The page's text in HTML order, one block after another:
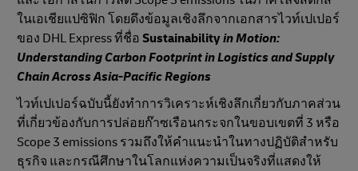
ในเอเชียแปซิฟิก โดยดึงข้อมูลเชิงลึกจากเอกสารไวท์เปเปอร์
ของ DHL Express ที่ชื่อ Sustainabilityin Motion:
Understanding Carbon Footprint in Logistics and Supply
Chain Across Asia-Pacific Regions
ไวท์เปเปอร์ฉบับนี้ยังทำการวิเคราะห์เชิงลึกเกี่ยวกับภาคส่วน
ที่เกี่ยวข้องกับการปล่อยก๊าซเรือนกระจกในขอบเขตที่ 3 หรือ
Scope 3 emissions รวมถึงให้คำแนะนําในทางปฏิบัติสําหรับ
ธุรกิจ และกรณีศึกษาในโลกแห่งความเป็นจริงที่แสดงให้